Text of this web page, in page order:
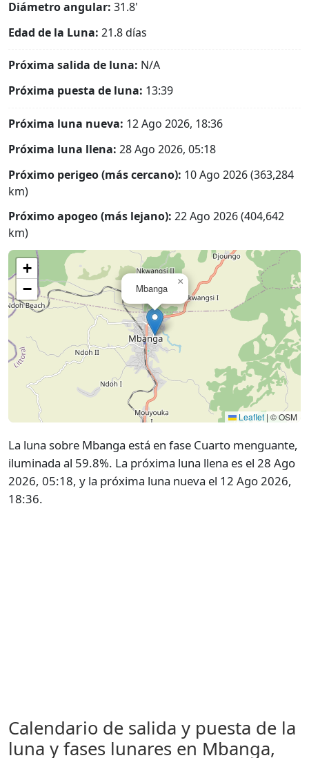
Diámetro angular: 31.8'
Edad de la Luna: 21.8 días
Próxima salida de luna: N/A
Próxima puesta de luna: 13:39
Próxima luna nueva: 12 Ago 2026, 18:36
Próxima luna llena: 28 Ago 2026, 05:18
Próximo perigeo (más cercano): 10 Ago 2026 (363,284
km)
Próximo apogeo (más lejano): 22 Ago 2026 (404,642
km)
Mbanga
×
+
−
Leaflet | © OSM
La luna sobre Mbanga está en fase Cuarto menguante,
iluminada al 59.8%. La próxima luna llena es el 28 Ago
2026, 05:18, y la próxima luna nueva el 12 Ago 2026,
18:36.
Calendario de salida y puesta de la
luna y fases lunares en Mbanga,